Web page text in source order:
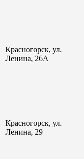
Красногорск, ул.
Ленина, 26А
Красногорск, ул.
Ленина, 29